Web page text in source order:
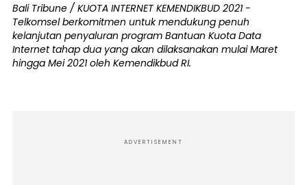
Bali Tribune / KUOTA INTERNET KEMENDIKBUD 2021 -
Telkomsel berkomitmen untuk mendukung penuh
kelanjutan penyaluran program Bantuan Kuota Data
Internet tahap dua yang akan dilaksanakan mulai Maret
hingga Mei 2021 oleh Kemendikbud RI.
ADVERTISEMENT